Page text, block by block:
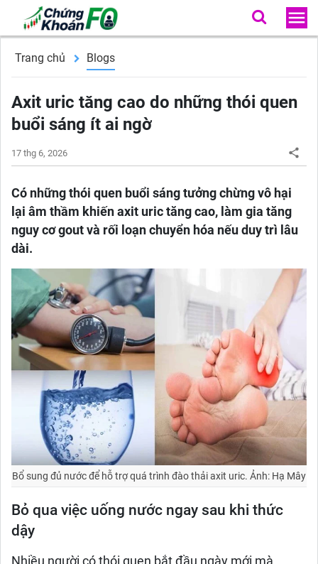
Trang chủ Blogs
Axit uric tăng cao do những thói quen
buổi sáng ít ai ngờ
17 thg 6, 2026
Có những thói quen buổi sáng tưởng chừng vô hại
lại âm thầm khiến axit uric tăng cao, làm gia tăng
nguy cơ gout và rối loạn chuyển hóa nếu duy trì lâu
dài.
Bổ sung đủ nước để hỗ trợ quá trình đào thải axit uric. Ảnh: Hạ Mây
Bỏ qua việc uống nước ngay sau khi thức
dậy
Nhiều người có thói quen bắt đầu ngày mới mà